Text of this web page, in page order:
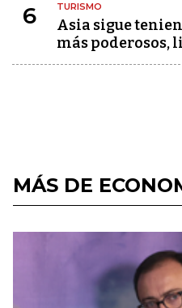
6 TURISMO
Asia sigue
más poderosos,
MÁS DE